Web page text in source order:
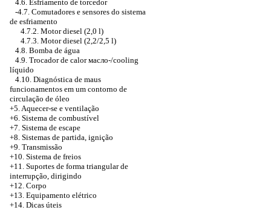
4.6. Esfriamento de torcedor
-4.7. Comutadores e sensores do sistema
de esfriamento
4.7.2. Motor diesel (2,0 l)
4.7.3. Motor diesel (2,2/2,5 l)
4.8. Bomba de água
4.9. Trocador de calor масло-/cooling
líquido
4.10. Diagnóstica de maus
funcionamentos em um contorno de
circulação de óleo
+5. Aquecer-se e ventilação
+6. Sistema de combustível
+7. Sistema de escape
+8. Sistemas de partida, ignição
+9. Transmissão
+10. Sistema de freios
+11. Suportes de forma triangular de
interrupção, dirigindo
+12. Corpo
+13. Equipamento elétrico
+14. Dicas úteis